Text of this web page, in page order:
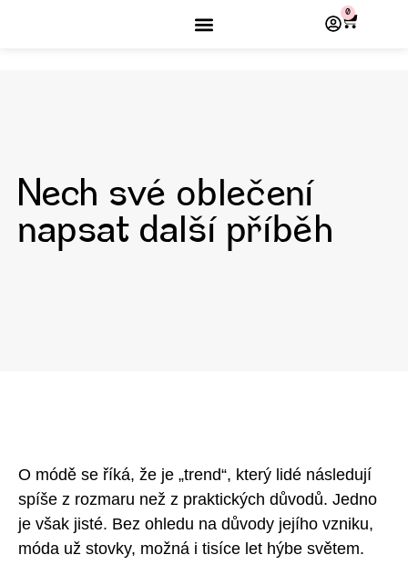
0
Nech své oblečení
napsat další příběh
O módě se říká, že je „trend“, který lidé následují
spíše z rozmaru než z praktických důvodů. Jedno
je však jisté. Bez ohledu na důvody jejího vzniku,
móda už stovky, možná i tisíce let hýbe světem.